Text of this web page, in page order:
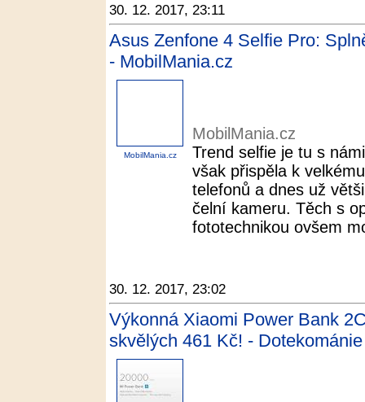
30. 12. 2017, 23:11
Asus Zenfone 4 Selfie Pro:
- MobilMania.cz
MobilMania.cz
MobilMania.cz
Trend selfie je tu s
však přispěla k
telefonů a dnes už
čelní kameru. Těch s
fototechnikou ovšem
30. 12. 2017, 23:02
Výkonná Xiaomi Power Bank
skvělých 461 Kč! - Dotekománie